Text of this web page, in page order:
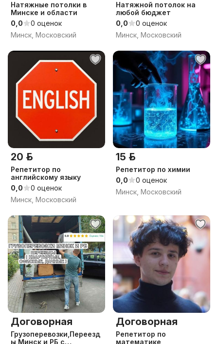
Натяжные потолки в
Минске и области
0,0
0 оценок
Минск, Московский
Натяжной потолок на
любой бюджет
0,0
0 оценок
Минск, Московский
20 р.
Репетитор по
английскому языку
0,0
0 оценок
Минск, Московский
15 р.
Репетитор по химии
0,0
0 оценок
Минск, Московский
Договорная
Грузоперевозки,Переезд
ы Минск и РБ с
Договорная
Репетитор по
математике